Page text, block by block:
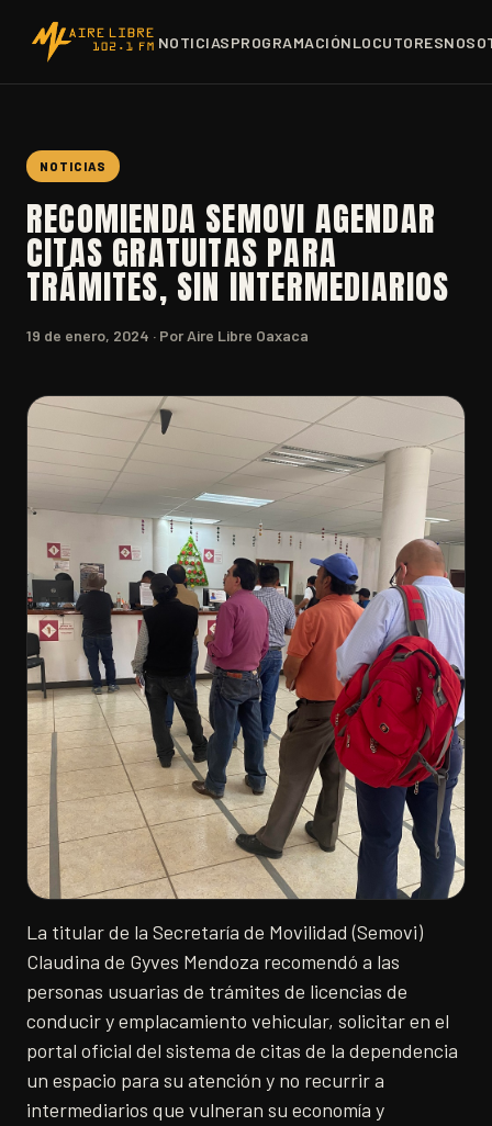
NOTICIASPROGRAMACIÓNLOCUTORES
NOTICIAS
RECOMIENDA SEMOVI AGENDAR
CITAS GRATUITAS PARA
TRÁMITES, SIN INTERMEDIARIOS
19 de enero, 2024 · Por Aire Libre Oaxaca
La titular de la Secretaría de Movilidad (Semovi)
Claudina de Gyves Mendoza recomendó a las
personas usuarias de trámites de licencias de
conducir y emplacamiento vehicular, solicitar en el
portal oficial del sistema de citas de la dependencia
un espacio para su atención y no recurrir a
intermediarios que vulneran su economía y